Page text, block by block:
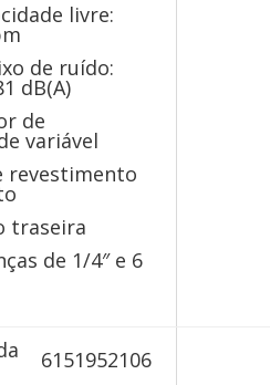
livre:
de ruído:
dB(A)
de
variável
revestimento
traseira
de 1/4″ e 6
6151952106